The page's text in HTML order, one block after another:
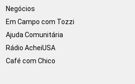
Negócios
Em Campo com Tozzi
Ajuda Comunitária
Rádio AcheiUSA
Café com Chico